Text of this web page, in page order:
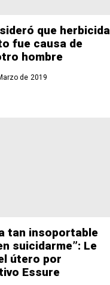
que herbicida
fue causa de
hombre
de 2019
tan insoportable
suicidarme”: Le
útero por
Essure